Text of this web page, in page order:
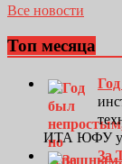
Все новости
Топ месяца
ИТА ЮФУ
За